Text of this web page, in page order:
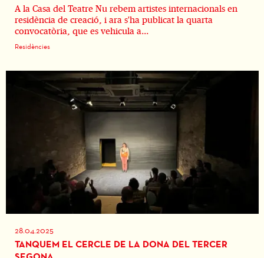
A la Casa del Teatre Nu rebem artistes internacionals en
residència de creació, i ara s'ha publicat la quarta
convocatòria, que es vehicula a...
Residències
28.04.2025
TANQUEM EL CERCLE DE LA DONA DEL TERCER